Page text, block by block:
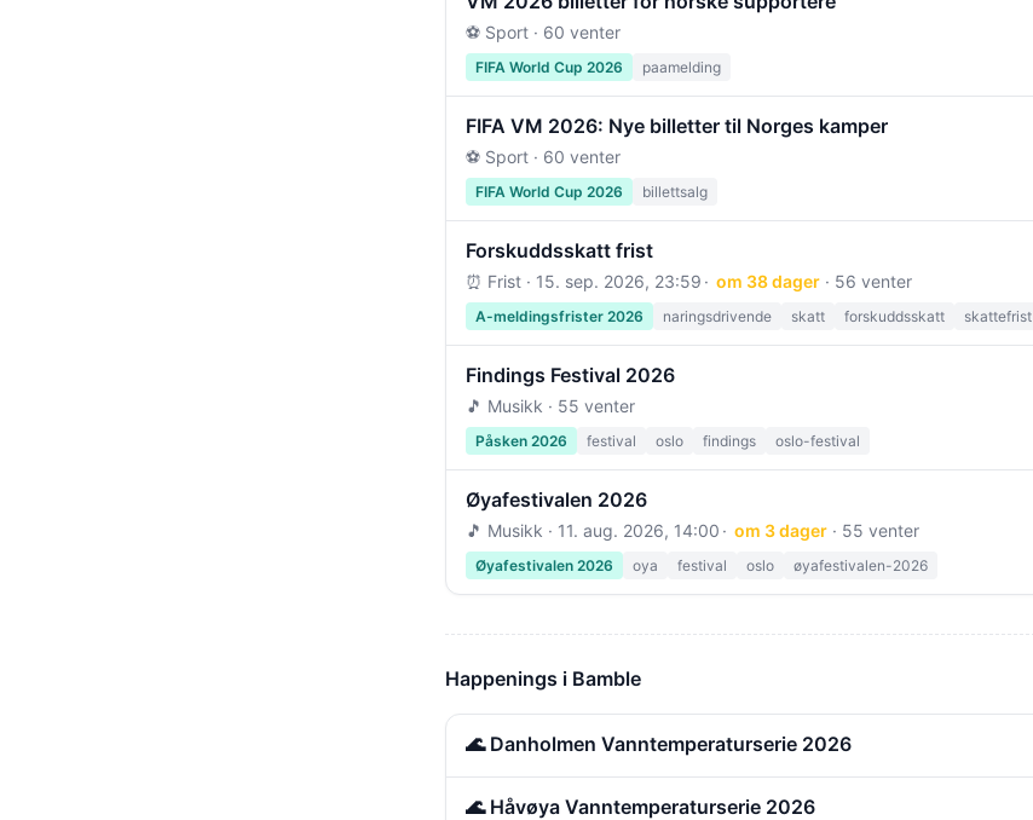
⚽ Sport · 60 venter
FIFA World Cup 2026 paamelding
FIFA VM 2026: Nye billetter til Norges kamper
⚽ Sport · 60 venter
FIFA World Cup 2026 billettsalg
Forskuddsskatt frist
⏰ Frist · 15. sep. 2026, 23:59 om 38 dager· 56 venter
A-meldingsfrister 2026 naringsdrivende skatt forskuddsskatt skattefrist
Findings Festival 2026
🎵 Musikk · 55 venter
Påsken 2026 festival oslo findings oslo-festival
Øyafestivalen 2026
🎵 Musikk · 11. aug. 2026, 14:00 om 3 dager· 55 venter
Øyafestivalen 2026 oya festival oslo øyafestivalen-2026
Happenings i Bamble
🌊 Danholmen Vanntemperaturserie 2026
🌊 Håvøya Vanntemperaturserie 2026